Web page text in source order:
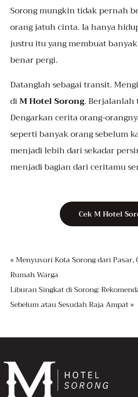
Sorong mungkin tidak pernah
orang jatuh cinta. Ia hanya
justru itu yang membuat
benar pergi.
Datanglah sebagai transit.
diM Hotel Sorong. Berjalanlah
Dengarkan cerita orang-
seperti banyak orang sebelum
menjadi lebih dari sekadar
menjadi bagian dari ceritamu
Cek M Hotel
« Menyusuri Kota Sorong dari Pasar,
Rumah Warga
Liburan Singkat di Sorong:
Sebelum atau Sesudah Raja Ampat »